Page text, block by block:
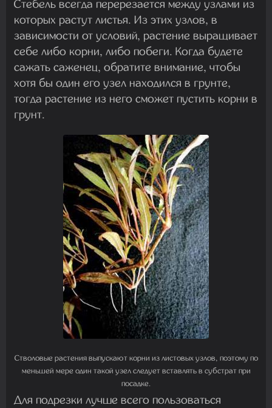
Стебель всегда перерезается между узлами из
которых растут листья. Из этих узлов, в
зависимости от условий, растение выращивает
себе либо корни, либо побеги. Когда будете
сажать саженец, обратите внимание, чтобы
хотя бы один его узел находился в грунте,
тогда растение из него сможет пустить корни в
грунт.
Стволовые растения выпускают корни из листовых узлов, поэтому по
меньшей мере один такой узел следует вставлять в субстрат при
посадке.
Для подрезки лучше всего пользоваться